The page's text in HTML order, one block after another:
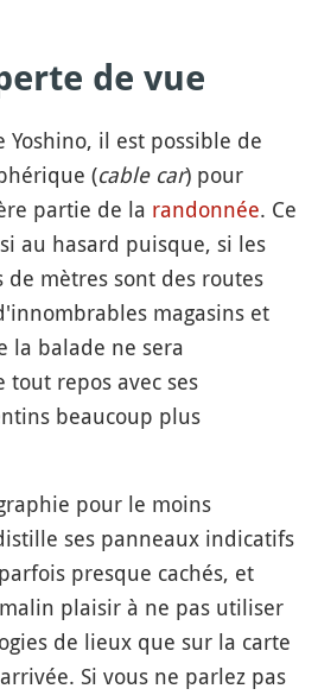
de vue
Yoshino, il est possible de
(cable car) pour
partie de la randonnée. Ce
au hasard puisque, si les
mètres sont des routes
magasins et
la balade ne sera
repos avec ses
beaucoup plus
pour le moins
ses panneaux indicatifs
presque cachés, et
plaisir à ne pas utiliser
de lieux que sur la carte
Si vous ne parlez pas